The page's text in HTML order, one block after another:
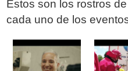
Estos son los rostros
cada uno de los
Pages